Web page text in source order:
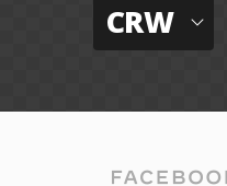
CRW